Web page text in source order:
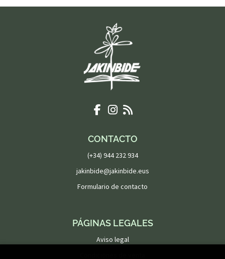
CONTACTO
(+34) 944 232 934
jakinbide@jakinbide.eus
Formulario de contacto
PÁGINAS LEGALES
Aviso legal